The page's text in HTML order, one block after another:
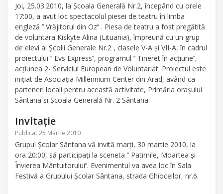
Joi, 25.03.2010, la Şcoala Generală Nr.2, începând cu orele
17:00, a avut loc spectacolul piesei de teatru în limba
engleză ’’ Vrăjitorul din Oz’’ . Piesa de teatru a fost pregătită
de voluntara Kiskyte Alina (Lituania), împreună cu un grup
de elevi ai Şcolii Generale Nr.2 , clasele V-A şi VII-A, în cadrul
proiectului ’’ Evs Express’’, programul ’’ Tineret în acţiune’’,
acţiunea 2- Serviciul European de Voluntariat. Proiectul este
iniţiat de Asociaţia Millennium Center din Arad, având ca
parteneri locali pentru această activitate, Primăria oraşului
Sântana şi Şcoala Generală Nr. 2 Sântana.
Invitaţie
Publicat 25 Martie 2010
Grupul Şcolar Sântana vă invită marţi, 30 martie 2010, la
ora 20:00, să participaţi la sceneta ’’ Patimile, Moartea şi
Învierea Mântuitorului’’. Evenimentul va avea loc în Sala
Festivă a Grupului Şcolar Sântana, strada Ghioceilor, nr.6.